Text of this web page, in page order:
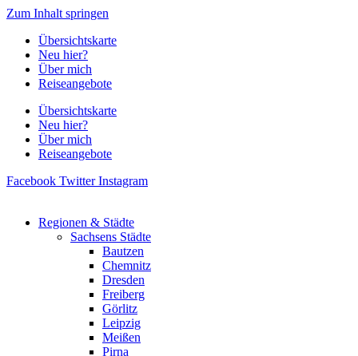
Zum Inhalt springen
Übersichtskarte
Neu hier?
Über mich
Reiseangebote
Übersichtskarte
Neu hier?
Über mich
Reiseangebote
Facebook Twitter Instagram
Regionen & Städte
Sachsens Städte
Bautzen
Chemnitz
Dresden
Freiberg
Görlitz
Leipzig
Meißen
Pirna